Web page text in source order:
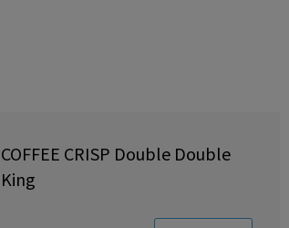
COFFEE CRISP Double Double
King